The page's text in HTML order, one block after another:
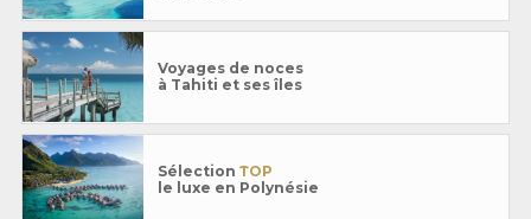
Voyages de noces
à Tahiti et ses îles
Sélection TOP
le luxe en Polynésie